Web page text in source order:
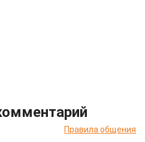
Правила общения